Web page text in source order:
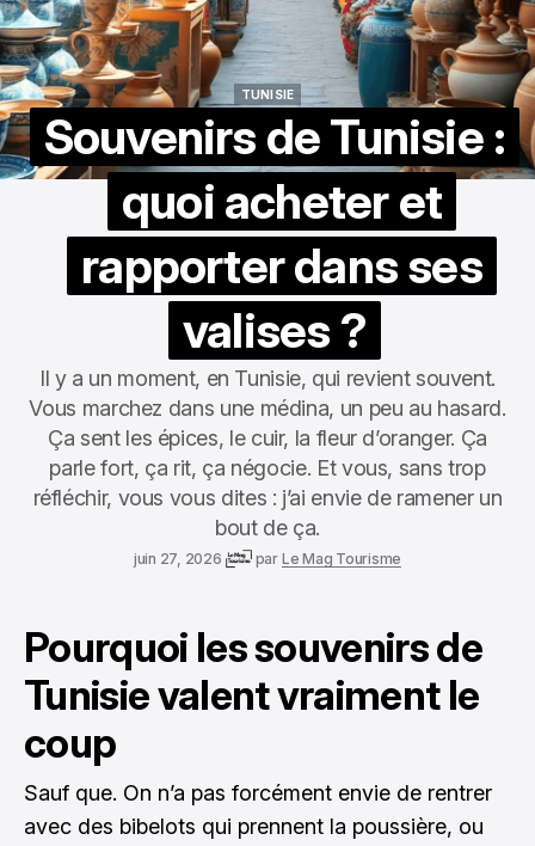
TUNISIE
Souvenirs de Tunisie :
quoi acheter et
rapporter dans ses
valises ?
Il y a un moment, en Tunisie, qui revient souvent.
Vous marchez dans une médina, un peu au hasard.
Ça sent les épices, le cuir, la fleur d’oranger. Ça
parle fort, ça rit, ça négocie. Et vous, sans trop
réfléchir, vous vous dites : j’ai envie de ramener un
bout de ça.
juin 27, 2026 par Le Mag Tourisme
Pourquoi les souvenirs de
Tunisie valent vraiment le
coup
Sauf que. On n’a pas forcément envie de rentrer
avec des bibelots qui prennent la poussière, ou